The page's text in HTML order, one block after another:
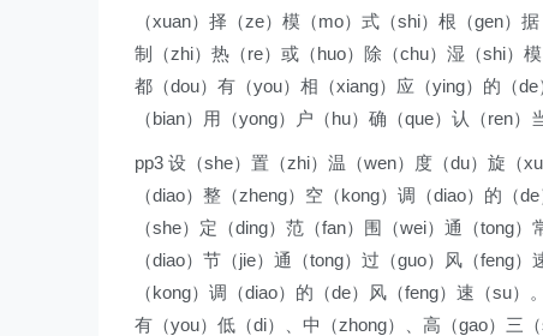
（xuan）择（ze）模（mo）式（shi）根（gen）
制（zhi）热（re）或（huo）除（chu）湿（shi）
都（dou）有（you）相（xiang）应（ying）的（
（bian）用（yong）户（hu）确（que）认（ren）
pp3 设（she）置（zhi）温（wen）度（du）旋（
（diao）整（zheng）空（kong）调（diao）的（
（she）定（ding）范（fan）围（wei）通（tong
（diao）节（jie）通（tong）过（guo）风（feng
（kong）调（diao）的（de）风（feng）速（su
有（you）低（di）、中（zhong）、高（gao）三